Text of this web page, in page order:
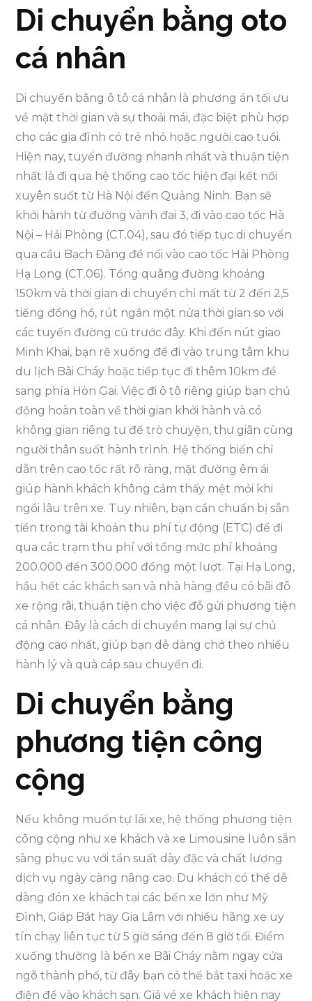
Di chuyển bằng oto
cá nhân
Di chuyển bằng ô tô cá nhân là phương án tối ưu
về mặt thời gian và sự thoải mái, đặc biệt phù hợp
cho các gia đình có trẻ nhỏ hoặc người cao tuổi.
Hiện nay, tuyến đường nhanh nhất và thuận tiện
nhất là đi qua hệ thống cao tốc hiện đại kết nối
xuyên suốt từ Hà Nội đến Quảng Ninh. Bạn sẽ
khởi hành từ đường vành đai 3, đi vào cao tốc Hà
Nội – Hải Phòng (CT.04), sau đó tiếp tục di chuyển
qua cầu Bạch Đằng để nối vào cao tốc Hải Phòng
Hạ Long (CT.06). Tổng quãng đường khoảng
150km và thời gian di chuyển chỉ mất từ 2 đến 2,5
tiếng đồng hồ, rút ngắn một nửa thời gian so với
các tuyến đường cũ trước đây. Khi đến nút giao
Minh Khai, bạn rẽ xuống để đi vào trung tâm khu
du lịch Bãi Cháy hoặc tiếp tục đi thêm 10km để
sang phía Hòn Gai. Việc đi ô tô riêng giúp bạn chủ
động hoàn toàn về thời gian khởi hành và có
không gian riêng tư để trò chuyện, thư giãn cùng
người thân suốt hành trình. Hệ thống biển chỉ
dẫn trên cao tốc rất rõ ràng, mặt đường êm ái
giúp hành khách không cảm thấy mệt mỏi khi
ngồi lâu trên xe. Tuy nhiên, bạn cần chuẩn bị sẵn
tiền trong tài khoản thu phí tự động (ETC) để đi
qua các trạm thu phí với tổng mức phí khoảng
200.000 đến 300.000 đồng một lượt. Tại Hạ Long,
hầu hết các khách sạn và nhà hàng đều có bãi đỗ
xe rộng rãi, thuận tiện cho việc đỗ gửi phương tiện
cá nhân. Đây là cách di chuyển mang lại sự chủ
động cao nhất, giúp bạn dễ dàng chở theo nhiều
hành lý và quà cáp sau chuyến đi.
Di chuyển bằng
phương tiện công
cộng
Nếu không muốn tự lái xe, hệ thống phương tiện
công cộng như xe khách và xe Limousine luôn sẵn
sàng phục vụ với tần suất dày đặc và chất lượng
dịch vụ ngày càng nâng cao. Du khách có thể dễ
dàng đón xe khách tại các bến xe lớn như Mỹ
Đình, Giáp Bát hay Gia Lâm với nhiều hãng xe uy
tín chạy liên tục từ 5 giờ sáng đến 8 giờ tối. Điểm
xuống thường là bến xe Bãi Cháy nằm ngay cửa
ngõ thành phố, từ đây bạn có thể bắt taxi hoặc xe
điện để vào khách sạn. Giá vé xe khách hiện nay